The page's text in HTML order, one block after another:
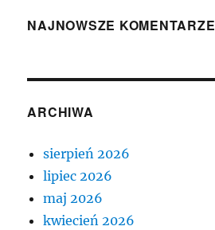
NAJNOWSZE KOMENTARZE
ARCHIWA
sierpień 2026
lipiec 2026
maj 2026
kwiecień 2026